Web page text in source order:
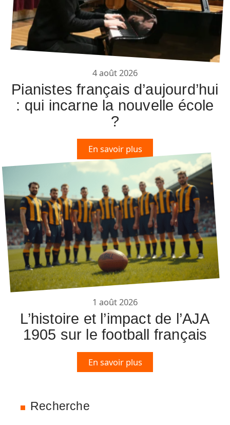
4 août 2026
Pianistes français d’aujourd’hui
: qui incarne la nouvelle école
?
En savoir plus
1 août 2026
L’histoire et l’impact de l’AJA
1905 sur le football français
En savoir plus
Recherche